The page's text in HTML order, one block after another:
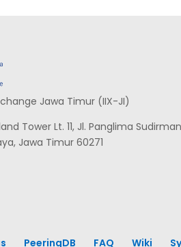
Jawa Timur (IIX-JI)
Tower Lt. 11, Jl. Panglima
Jawa Timur 60271
PeeringDB FAQ Wiki